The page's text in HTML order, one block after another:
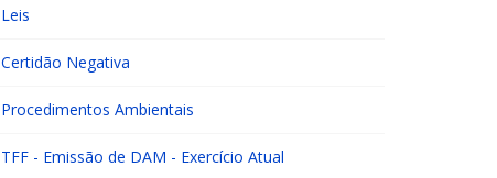
Leis
Certidão Negativa
Procedimentos Ambientais
TFF - Emissão de DAM - Exercício Atual